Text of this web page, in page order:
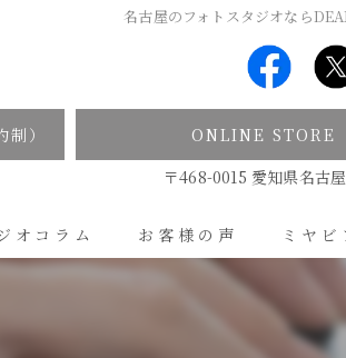
名古屋のフォトスタジオなら
）
ONLINE STORE
〒468-0015 愛知県名古
オコラム お客様の声 ミヤ
出張撮